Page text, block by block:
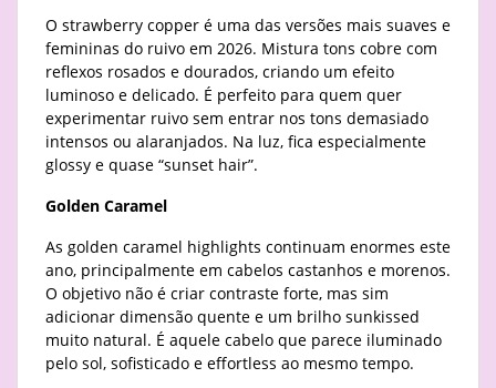
O strawberry copper é uma das versões mais suaves e
femininas do ruivo em 2026. Mistura tons cobre com
reflexos rosados e dourados, criando um efeito
luminoso e delicado. É perfeito para quem quer
experimentar ruivo sem entrar nos tons demasiado
intensos ou alaranjados. Na luz, fica especialmente
glossy e quase “sunset hair”.
Golden Caramel
As golden caramel highlights continuam enormes este
ano, principalmente em cabelos castanhos e morenos.
O objetivo não é criar contraste forte, mas sim
adicionar dimensão quente e um brilho sunkissed
muito natural. É aquele cabelo que parece iluminado
pelo sol, sofisticado e effortless ao mesmo tempo.